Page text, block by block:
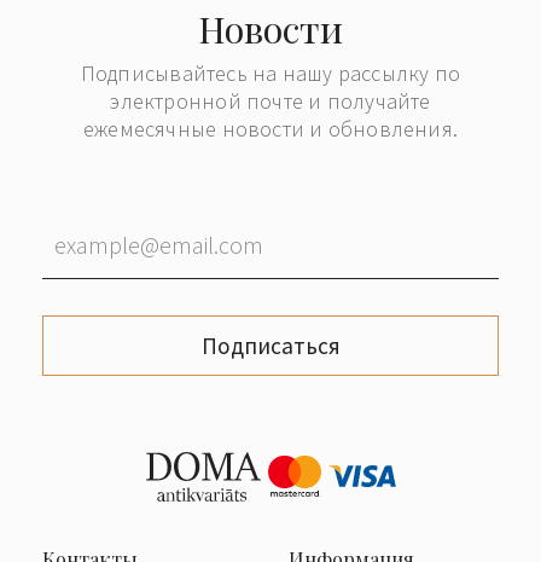
Новости
Подписывайтесь на нашу рассылку по
электронной почте и получайте
ежемесячные новости и обновления.
Подписаться